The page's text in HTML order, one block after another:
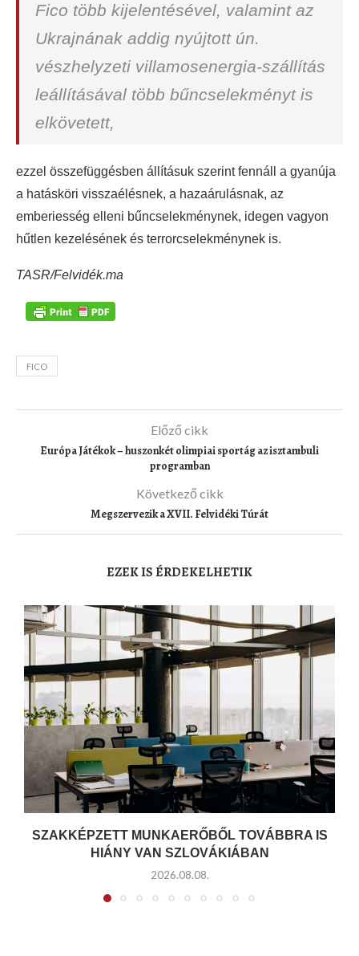
Fico több kijelentésével, valamint az
Ukrajnának addig nyújtott ún.
vészhelyzeti villamosenergia-szállítás
leállításával több bűncselekményt is
elkövetett,
ezzel összefüggésben állításuk szerint fennáll a gyanúja
a hatásköri visszaélésnek, a hazaárulásnak, az
emberiesség elleni bűncselekménynek, idegen vagyon
hűtlen kezelésének és terrorcselekménynek is.
TASR/Felvidék.ma
FICO
Előző cikk
Európa Játékok – huszonkét olimpiai sportág az isztambuli
programban
Következő cikk
Megszervezik a XVII. Felvidéki Túrát
EZEK IS ÉRDEKELHETIK
SZAKKÉPZETT MUNKAERŐBŐL TOVÁBBRA IS
HIÁNY VAN SZLOVÁKIÁBAN
2026.08.08.